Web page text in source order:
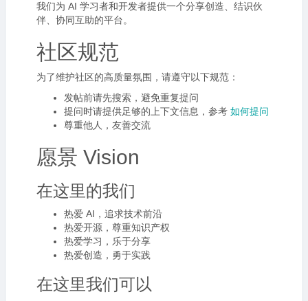
我们为 AI 学习者和开发者提供一个分享创造、结识伙
伴、协同互助的平台。
社区规范
为了维护社区的高质量氛围，请遵守以下规范：
发帖前请先搜索，避免重复提问
提问时请提供足够的上下文信息，参考 如何提问
尊重他人，友善交流
愿景 Vision
在这里的我们
热爱 AI，追求技术前沿
热爱开源，尊重知识产权
热爱学习，乐于分享
热爱创造，勇于实践
在这里我们可以